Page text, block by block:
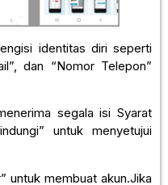
identitas diri seperti
dan “Nomor Telepon”
segala isi Syarat
untuk menyetujui
untuk membuat akun.Jika